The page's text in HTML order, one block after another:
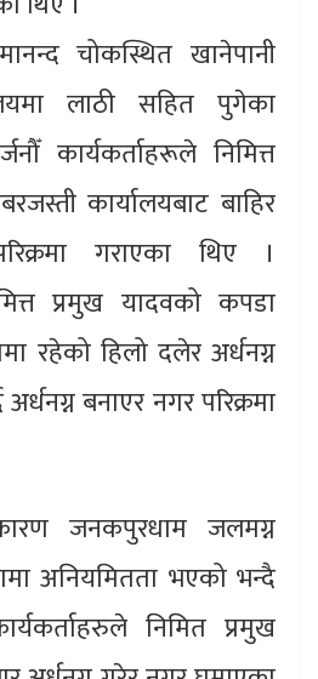
चोकस्थित खानेपानी
लाठी सहित पुगेका
कार्यकर्ताहरूले निमित्त
कार्यालयबाट बाहिर
गराएका थिए ।
प्रमुख यादवको कपडा
रहेको हिलो दलेर अर्धनग्न
बनाएर नगर परिक्रमा
जनकपुरधाम जलमग्न
अनियमितता भएको भन्दै
निमित प्रमुख